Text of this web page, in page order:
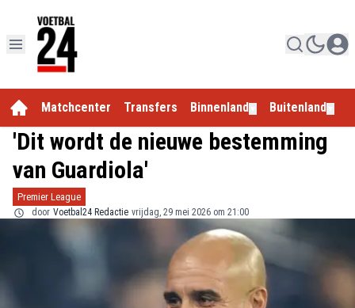
Matchcenter Transfers Binnenland Buitenland
'Dit wordt de nieuwe bestemming
van Guardiola'
Premier League
door Voetbal24 Redactie vrijdag, 29 mei 2026 om 21:00